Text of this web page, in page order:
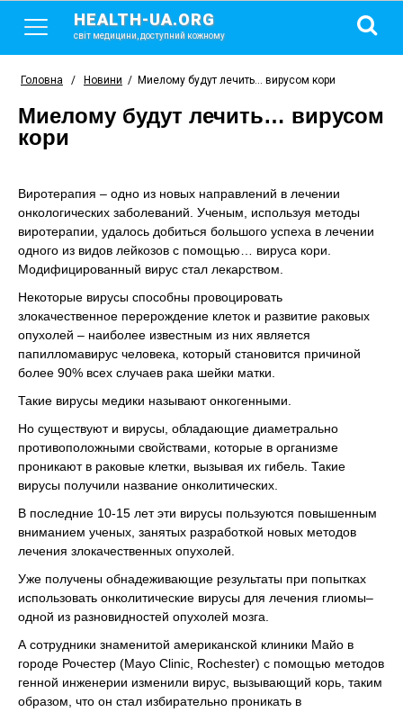
HEALTH-UA.ORG
світ медицини, доступний кожному
Головна / Новини / Миелому будут лечить… вирусом кори
Миелому будут лечить… вирусом
кори
Виротерапия – одно из новых направлений в лечении
онкологических заболеваний. Ученым, используя методы
виротерапии, удалось добиться большого успеха в лечении
одного из видов лейкозов с помощью… вируса кори.
Модифицированный вирус стал лекарством.
Некоторые вирусы способны провоцировать
злокачественное перерождение клеток и развитие раковых
опухолей – наиболее известным из них является
папилломавирус человека, который становится причиной
более 90% всех случаев рака шейки матки.
Такие вирусы медики называют онкогенными.
Но существуют и вирусы, обладающие диаметрально
противоположными свойствами, которые в организме
проникают в раковые клетки, вызывая их гибель. Такие
вирусы получили название онколитических.
В последние 10-15 лет эти вирусы пользуются повышенным
вниманием ученых, занятых разработкой новых методов
лечения злокачественных опухолей.
Уже получены обнадеживающие результаты при попытках
использовать онколитические вирусы для лечения глиомы–
одной из разновидностей опухолей мозга.
А сотрудники знаменитой американской клиники Майо в
городе Рочестер (Mayo Clinic, Rochester) с помощью методов
генной инженерии изменили вирус, вызывающий корь, таким
образом, что он стал избирательно проникать в